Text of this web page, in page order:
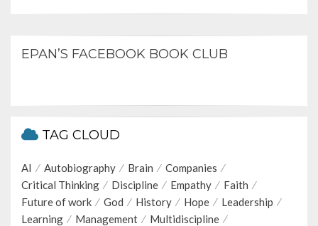
EPAN’S FACEBOOK BOOK CLUB
TAG CLOUD
AI Autobiography Brain
Companies
Critical Thinking
Discipline Empathy
Faith
Future of work
God History Hope
Leadership
Learning
Management
Multidiscipline